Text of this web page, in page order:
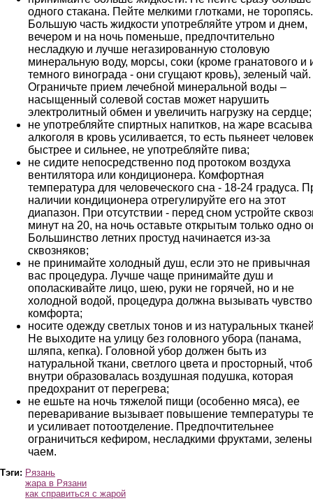
одного стакана. Пейте мелкими глотками, не торопясь.
Большую часть жидкости употребляйте утром и днем,
вечером и на ночь поменьше, предпочтительно
несладкую и лучше негазированную столовую
минеральную воду, морсы, соки (кроме гранатового и
темного винограда - они сгущают кровь), зеленый чай.
Ограничьте прием лечебной минеральной воды –
насыщенный солевой состав может нарушить
электролитный обмен и увеличить нагрузку на
не употребляйте спиртных напитков, на жаре
алкоголя в кровь усиливается, то есть пьянеет человек
быстрее и сильнее, не употребляйте пива;
не сидите непосредственно под протоком воздуха
вентилятора или кондиционера. Комфортная
температура для человеческого сна - 18-24 градуса.
наличии кондиционера отрегулируйте его на этот
диапазон. При отсутствии - перед сном устройте
минут на 20, на ночь оставьте открытым только одно
Большинство летних простуд начинается из-за
сквозняков;
не принимайте холодный душ, если это не привычная
вас процедура. Лучше чаще принимайте душ и
ополаскивайте лицо, шею, руки не горячей, но и не
холодной водой, процедура должна вызывать чувство
комфорта;
носите одежду светлых тонов и из натуральных
Не выходите на улицу без головного убора (панама,
шляпа, кепка). Головной убор должен быть из
натуральной ткани, светлого цвета и просторный,
внутри образовалась воздушная подушка, которая
предохранит от перегрева;
не ешьте на ночь тяжелой пищи (особенно мяса), ее
переваривание вызывает повышение температуры
и усиливает потоотделение. Предпочтительнее
ограничиться кефиром, несладкими фруктами,
чаем.
Тэги: Рязань
жара в Рязани
как справиться с жарой